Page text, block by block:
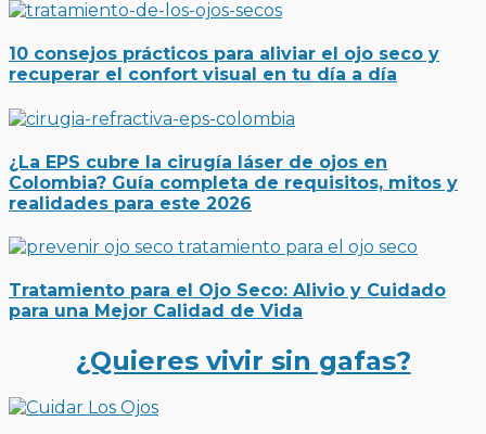
10 consejos prácticos para aliviar el ojo seco y
recuperar el confort visual en tu día a día
¿La EPS cubre la cirugía láser de ojos en
Colombia? Guía completa de requisitos, mitos y
realidades para este 2026
Tratamiento para el Ojo Seco: Alivio y Cuidado
para una Mejor Calidad de Vida
¿Quieres vivir sin gafas?